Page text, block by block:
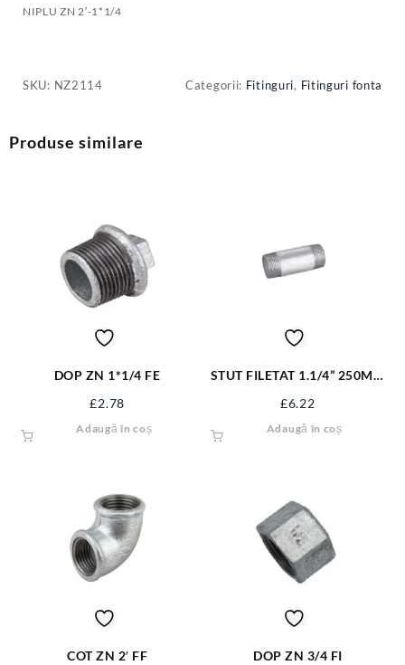
NIPLU ZN 2′-1*1/4
SKU: NZ2114 Categorii: Fitinguri, Fitinguri fonta
Produse similare
DOP ZN 1*1/4 FE
£2.78
Adaugă în coș
STUT FILETAT 1.1/4” 250MM
£6.22
Adaugă în coș
COT ZN 2′ FF
DOP ZN 3/4 FI